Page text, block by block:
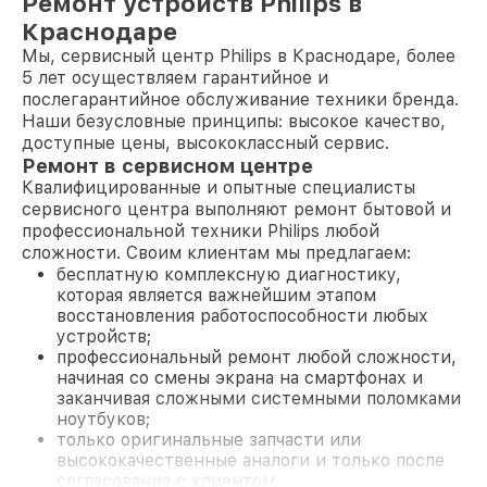
Краснодаре
Мы, сервисный центр Philips в Краснодаре, более
5 лет осуществляем гарантийное и
послегарантийное обслуживание техники бренда.
Наши безусловные принципы: высокое качество,
доступные цены, высококлассный сервис.
Ремонт в сервисном центре
Квалифицированные и опытные специалисты
сервисного центра выполняют ремонт бытовой и
профессиональной техники Philips любой
сложности. Своим клиентам мы предлагаем:
бесплатную комплексную диагностику,
которая является важнейшим этапом
восстановления работоспособности любых
устройств;
профессиональный ремонт любой сложности,
начиная со смены экрана на смартфонах и
заканчивая сложными системными поломками
ноутбуков;
только оригинальные запчасти или
высококачественные аналоги и только после
согласования с клиентом.